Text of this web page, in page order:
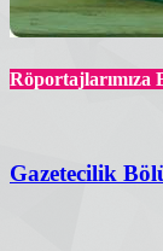
Röportajlarımıza
Gazetecilik